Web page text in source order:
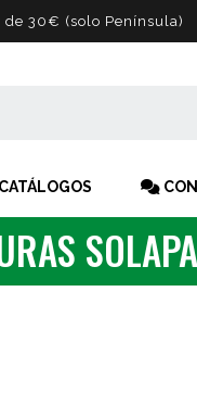
de 30€ (solo Península)
CATÁLOGOS